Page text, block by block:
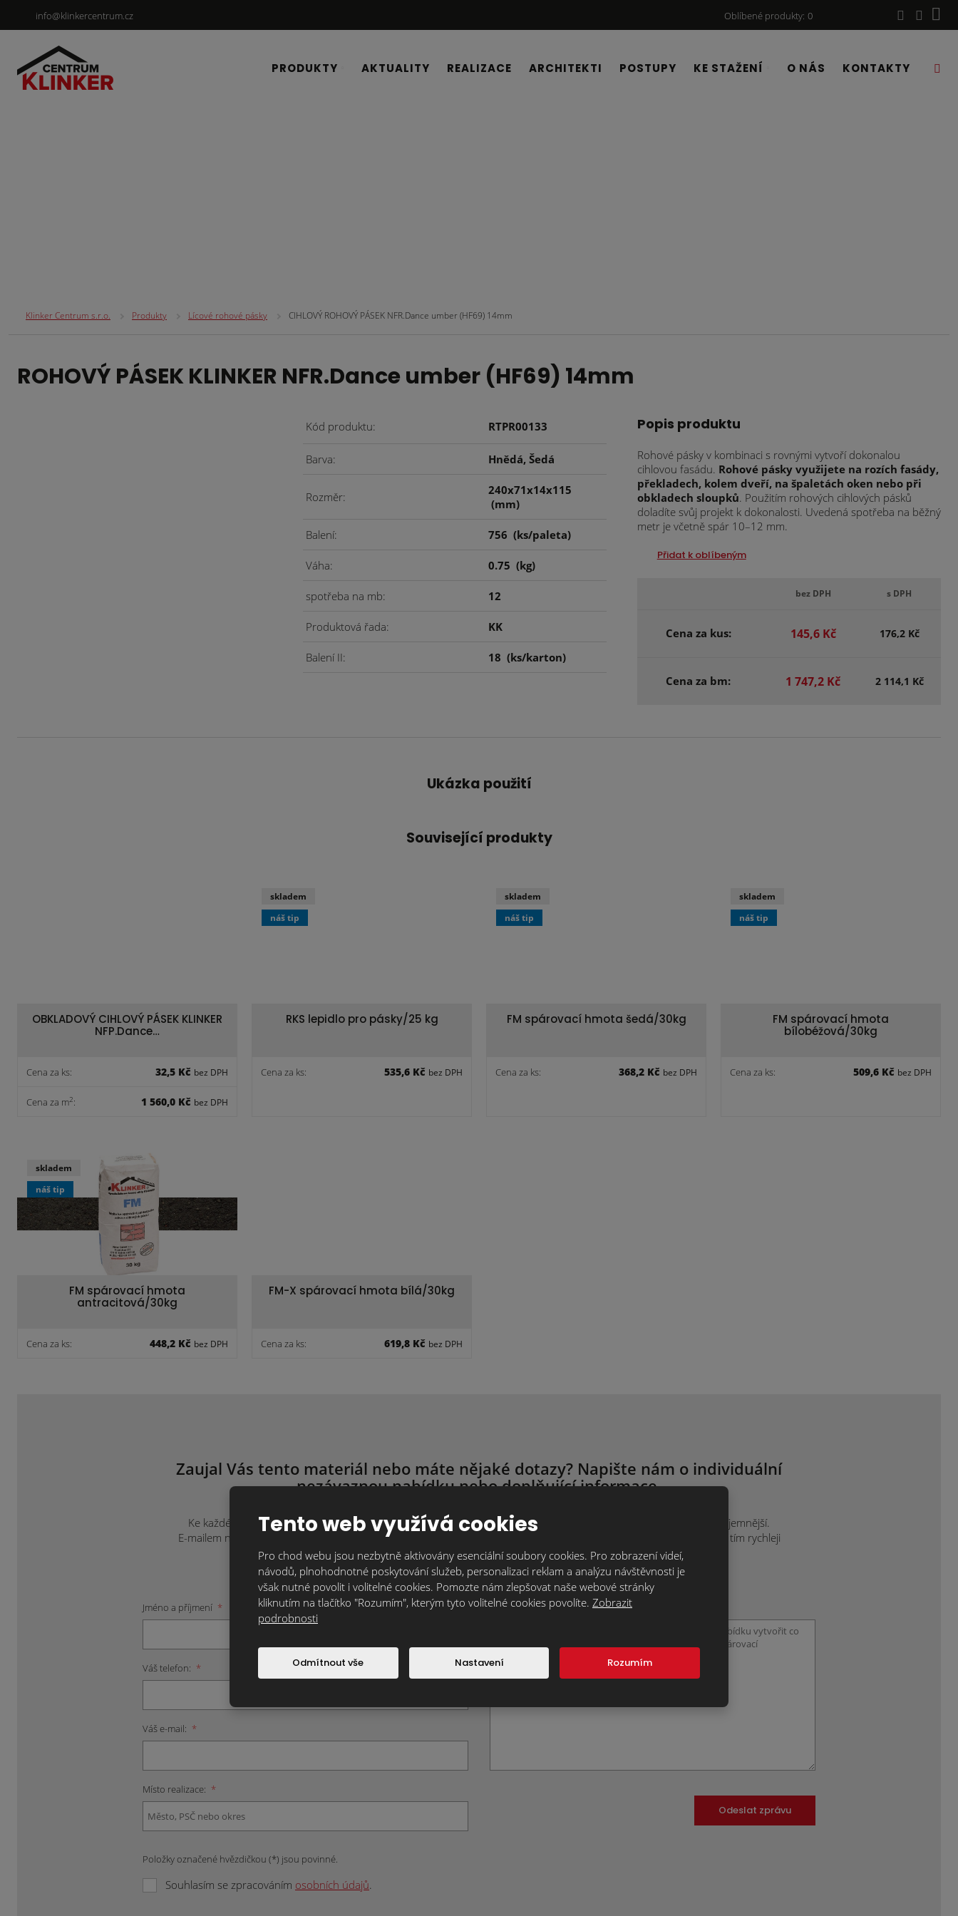
info@klinkercentrum.cz Oblíbené produkty 0
PRODUKTY AKTUALITY REALIZACE ARCHITEKTI POSTUPY KE STAŽENÍ O NÁS KONTAKTY
Klinker Centrum s.r.o. Produkty Lícové rohové pásky CIHLOVÝ ROHOVÝ PÁSEK NFR.Dance umber (HF69) 14mm
ROHOVÝ PÁSEK KLINKER NFR.Dance umber (HF69) 14mm
Kód produktu RTPR00133
Barva Hnědá, Šedá
Rozměr
240x71x14x115
(mm)
Balení 756(ks/paleta)
Váha 0.75(kg)
spotřeba na mb 12
Produktová řada KK
Balení II 18(ks/karton)
Popis produktu
Rohové pásky v kombinaci s rovnými vytvoří dokonalou
cihlovou fasádu. Rohové pásky využijete na rozích fasády,
překladech, kolem dveří, na špaletách oken nebo při
obkladech sloupků. Použitím rohových cihlových pásků
doladíte svůj projekt k dokonalosti. Uvedená spotřeba na běžný
metr je včetně spár 10–12 mm.
Přidat k oblíbeným
bez DPH s DPH
Cena za kus: 145,6 Kč 176,2 Kč
Cena za bm: 1 747,2 Kč 2 114,1 Kč
Ukázka použití
Související produkty
OBKLADOVÝ CIHLOVÝ PÁSEK KLINKER
NFP.Dance…
Cena za ks: 32,5 Kč bez DPH
Cena za m2: 1 560,0 Kč bez DPH
RKS lepidlo pro pásky/25 kg
Cena za ks: 535,6 Kč bez DPH
skladem
náš tip
FM spárovací hmota šedá/30kg
Cena za ks: 368,2 Kč bez DPH
skladem
náš tip
FM spárovací hmota
bílobéžová/30kg
Cena za ks: 509,6 Kč bez DPH
skladem
náš tip
FM spárovací hmota
antracitová/30kg
Cena za ks: 448,2 Kč bez DPH
skladem
náš tip
FM-X spárovací hmota bílá/30kg
Cena za ks: 619,8 Kč bez DPH
Zaujal Vás tento materiál nebo máte nějaké dotazy? Napište nám o individuální
nezávaznou nabídku nebo doplňující informace.
Ke každému projektu přistupujeme individuálně, protože každý je originál. Kontaktujte nás tak, jak je vám to nejpříjemnější.
E-mailem na
nebo přes kontaktní formulář. Čím více informací nám o svém projektu sdělíte, tím rychleji
Vám můžeme připravit nabídku nebo zodpovědět Vaše dotazy.
Jméno a příjmení *
Váš telefon: *
Váš e-mail: *
Místo realizace: *
Položky označené hvězdičkou (*) jsou povinné.
Souhlasím se zpracováním osobních údajů.
Text zprávy *
Odeslat zprávu
Tento web využívá cookies
Pro chod webu jsou nezbytně aktivovány esenciální soubory cookies. Pro zobrazení videí,
návodů, plnohodnotné poskytování služeb, personalizaci reklam a analýzu návštěvnosti je
však nutné povolit i volitelné cookies. Pomozte nám zlepšovat naše webové stránky
kliknutím na tlačítko "Rozumím", kterým tyto volitelné cookies povolíte. Zobrazit
podrobnosti
Odmítnout vše Nastavení Rozumím